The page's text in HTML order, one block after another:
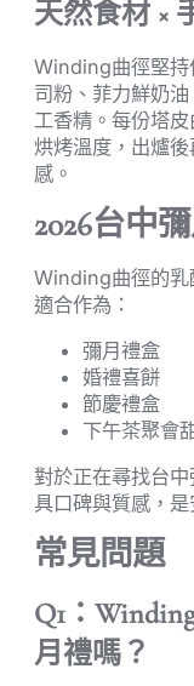
天然食材 ×
Winding曲徑堅持
司粉、菲力鮮奶
工香精。每份塔
烘烤溫度，出爐
感。
2026台中
Winding曲徑的乳
適合作為：
彌月禮盒
婚禮喜餅
節慶禮盒
下午茶聚會
對於正在尋找台
具口碑與質感，
常見問題
Q1：
月禮嗎？